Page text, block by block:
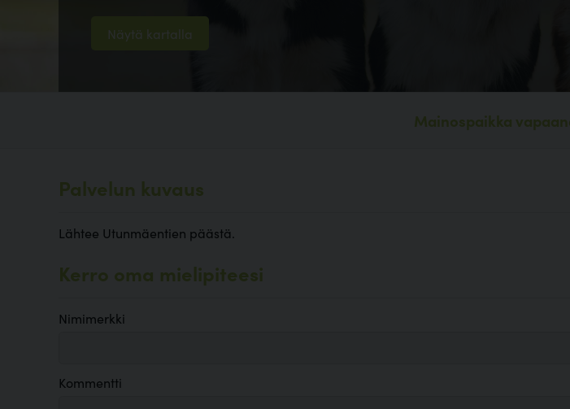
Näytä kartalla
Mainospaikka
Palvelun kuvaus
Lähtee Utunmäentien päästä.
Kerro oma mielipiteesi
Nimimerkki
Kommentti